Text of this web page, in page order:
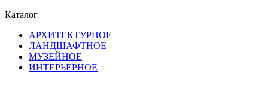
Каталог
АРХИТЕКТУРНОЕ
ЛАНДШАФТНОЕ
МУЗЕЙНОЕ
ИНТЕРЬЕРНОЕ